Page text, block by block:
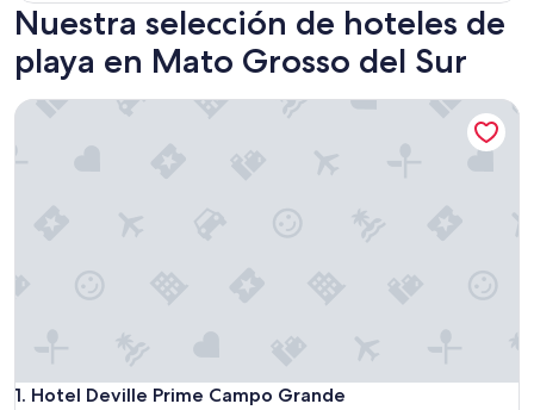
Nuestra selección de hoteles de
playa en Mato Grosso del Sur
1. Hotel Deville Prime Campo Grande
Hotel Deville Prime Campo Grande
Hotel Deville Prime Campo Grande